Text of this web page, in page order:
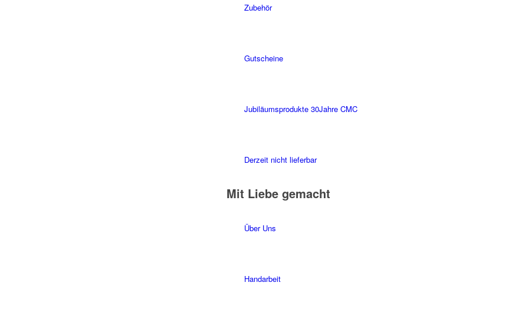
Zubehör
Gutscheine
Jubiläumsprodukte 30Jahre CMC
Derzeit nicht lieferbar
Mit Liebe gemacht
Über Uns
Handarbeit